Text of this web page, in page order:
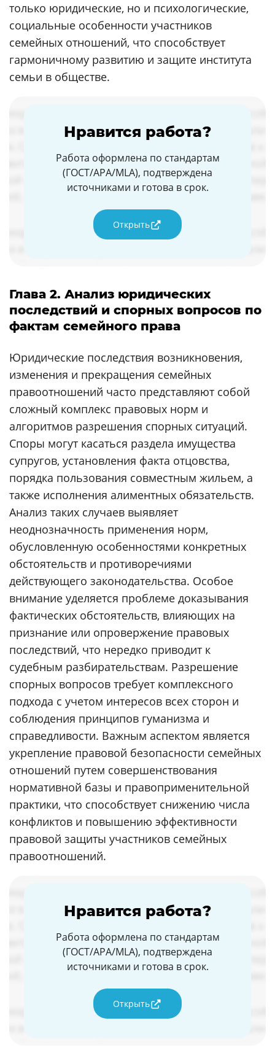
только юридические, но и психологические,
социальные особенности участников
семейных отношений, что способствует
гармоничному развитию и защите института
семьи в обществе.
Нравится работа?
Работа оформлена по стандартам
(ГОСТ/APA/MLA), подтверждена
источниками и готова в срок.
Открыть
Глава 2. Анализ юридических
последствий и спорных вопросов по
фактам семейного права
Юридические последствия возникновения,
изменения и прекращения семейных
правоотношений часто представляют собой
сложный комплекс правовых норм и
алгоритмов разрешения спорных ситуаций.
Споры могут касаться раздела имущества
супругов, установления факта отцовства,
порядка пользования совместным жильем, а
также исполнения алиментных обязательств.
Анализ таких случаев выявляет
неоднозначность применения норм,
обусловленную особенностями конкретных
обстоятельств и противоречиями
действующего законодательства. Особое
внимание уделяется проблеме доказывания
фактических обстоятельств, влияющих на
признание или опровержение правовых
последствий, что нередко приводит к
судебным разбирательствам. Разрешение
спорных вопросов требует комплексного
подхода с учетом интересов всех сторон и
соблюдения принципов гуманизма и
справедливости. Важным аспектом является
укрепление правовой безопасности семейных
отношений путем совершенствования
нормативной базы и правоприменительной
практики, что способствует снижению числа
конфликтов и повышению эффективности
правовой защиты участников семейных
правоотношений.
Нравится работа?
Работа оформлена по стандартам
(ГОСТ/APA/MLA), подтверждена
источниками и готова в срок.
Открыть